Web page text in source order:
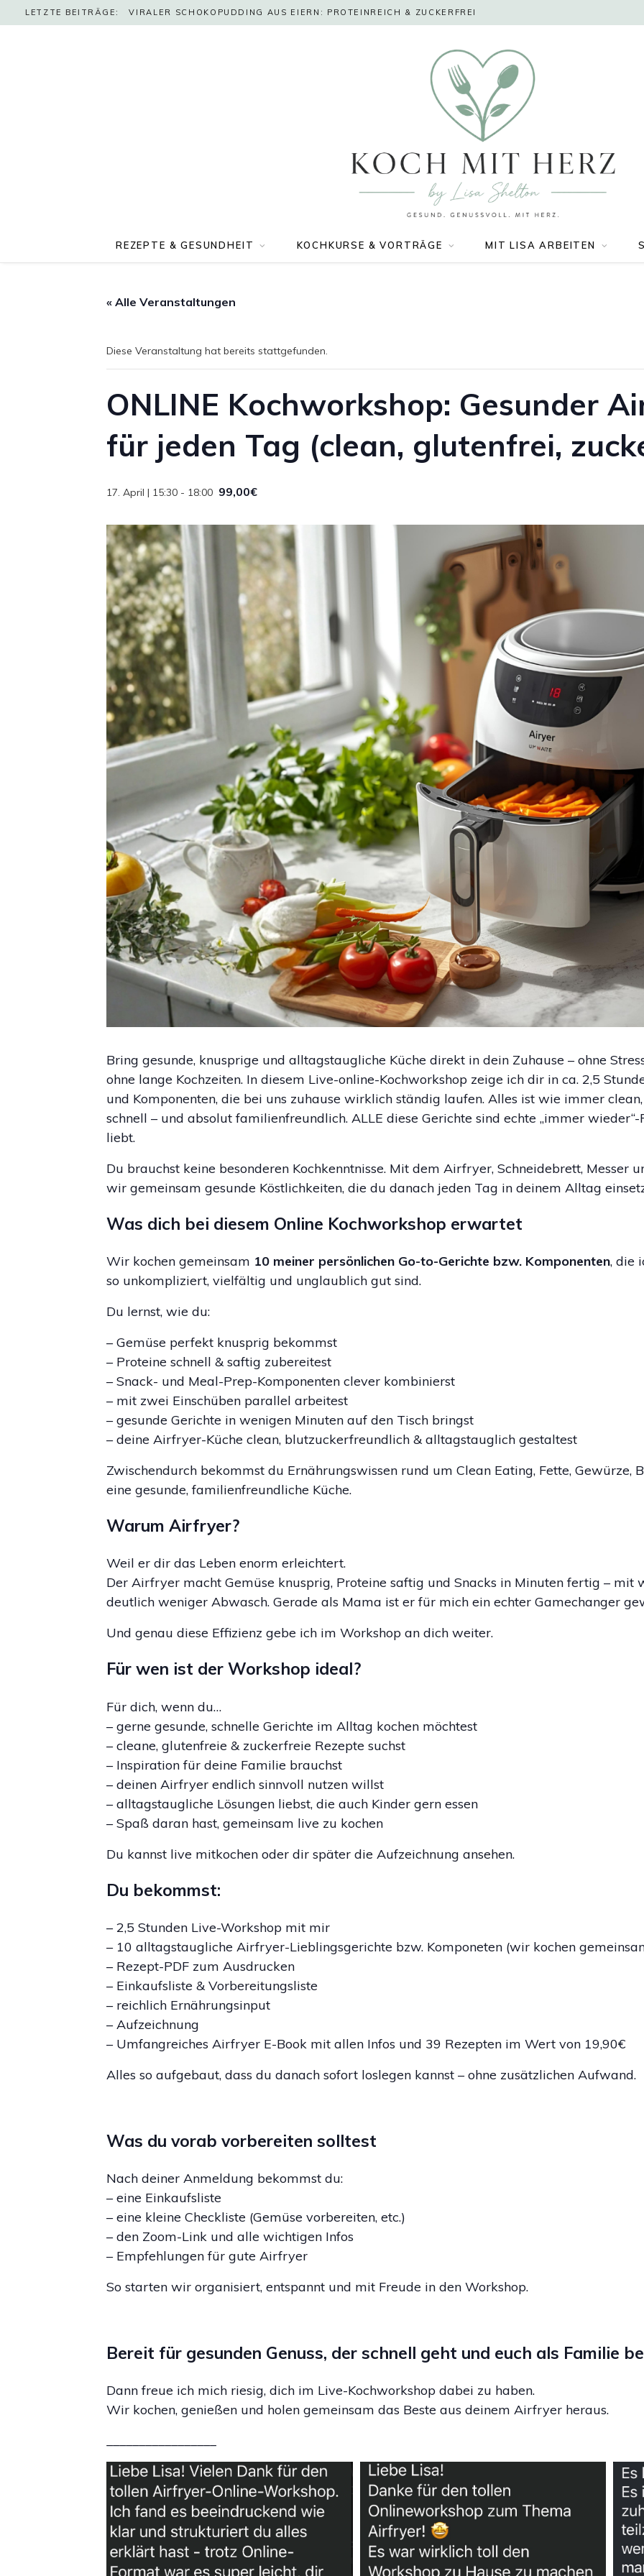
LETZTE BEITRÄGE: VIRALER SCHOKOPUDDING AUS EIERN: PROTEINREICH & ZUCKERFREI
REZEPTE & GESUNDHEIT KOCHKURSE & VORTRÄGE MIT LISA ARBEITEN
« Alle Veranstaltungen
Diese Veranstaltung hat bereits stattgefunden.
ONLINE Kochworkshop: Gesunder
für jeden Tag (clean, glutenfrei,
17. April | 15:30 - 18:00 99,00€
Bring gesunde, knusprige und alltagstaugliche Küche direkt in dein Zuhause – ohne
ohne lange Kochzeiten. In diesem Live-online-Kochworkshop zeige ich dir in ca. 2,5
und Komponenten, die bei uns zuhause wirklich ständig laufen. Alles ist wie immer
schnell – und absolut familienfreundlich. ALLE diese Gerichte sind echte „immer
liebt.
Du brauchst keine besonderen Kochkenntnisse. Mit dem Airfryer, Schneidebrett, Messer
wir gemeinsam gesunde Köstlichkeiten, die du danach jeden Tag in deinem Alltag
Was dich bei diesem Online Kochworkshop erwartet
Wir kochen gemeinsam 10 meiner persönlichen Go-to-Gerichte bzw. Komponenten, die
so unkompliziert, vielfältig und unglaublich gut sind.
Du lernst, wie du:
– Gemüse perfekt knusprig bekommst
– Proteine schnell & saftig zubereitest
– Snack- und Meal-Prep-Komponenten clever kombinierst
– mit zwei Einschüben parallel arbeitest
– gesunde Gerichte in wenigen Minuten auf den Tisch bringst
– deine Airfryer-Küche clean, blutzuckerfreundlich & alltagstauglich gestaltest
Zwischendurch bekommst du Ernährungswissen rund um Clean Eating, Fette, Gewürze,
eine gesunde, familienfreundliche Küche.
Warum Airfryer?
Weil er dir das Leben enorm erleichtert.
Der Airfryer macht Gemüse knusprig, Proteine saftig und Snacks in Minuten fertig – mit
deutlich weniger Abwasch. Gerade als Mama ist er für mich ein echter Gamechanger
Und genau diese Effizienz gebe ich im Workshop an dich weiter.
Für wen ist der Workshop ideal?
Für dich, wenn du…
– gerne gesunde, schnelle Gerichte im Alltag kochen möchtest
– cleane, glutenfreie & zuckerfreie Rezepte suchst
– Inspiration für deine Familie brauchst
– deinen Airfryer endlich sinnvoll nutzen willst
– alltagstaugliche Lösungen liebst, die auch Kinder gern essen
– Spaß daran hast, gemeinsam live zu kochen
Du kannst live mitkochen oder dir später die Aufzeichnung ansehen.
Du bekommst:
– 2,5 Stunden Live-Workshop mit mir
– 10 alltagstaugliche Airfryer-Lieblingsgerichte bzw. Komponeten (wir kochen
– Rezept-PDF zum Ausdrucken
– Einkaufsliste & Vorbereitungsliste
– reichlich Ernährungsinput
– Aufzeichnung
– Umfangreiches Airfryer E-Book mit allen Infos und 39 Rezepten im Wert von 19,90€
Alles so aufgebaut, dass du danach sofort loslegen kannst – ohne zusätzlichen Aufwand.
Was du vorab vorbereiten solltest
Nach deiner Anmeldung bekommst du:
– eine Einkaufsliste
– eine kleine Checkliste (Gemüse vorbereiten, etc.)
– den Zoom-Link und alle wichtigen Infos
– Empfehlungen für gute Airfryer
So starten wir organisiert, entspannt und mit Freude in den Workshop.
Bereit für gesunden Genuss, der schnell geht und euch als Familie
Dann freue ich mich riesig, dich im Live-Kochworkshop dabei zu haben.
Wir kochen, genießen und holen gemeinsam das Beste aus deinem Airfryer heraus.